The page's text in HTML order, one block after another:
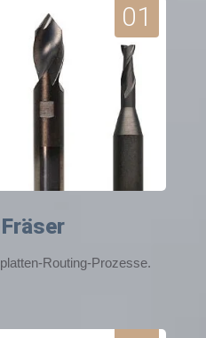
01
Routing-Prozesse.